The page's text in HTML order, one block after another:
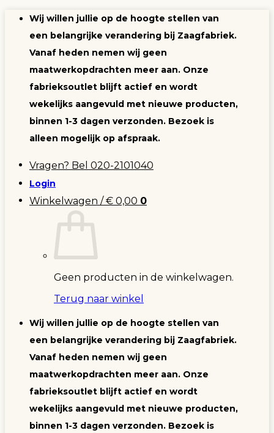
inhoud
Wij willen jullie op de hoogte stellen van
een belangrijke verandering bij Zaagfabriek.
Vanaf heden nemen wij geen
maatwerkopdrachten meer aan. Onze
fabrieksoutlet blijft actief en wordt
wekelijks aangevuld met nieuwe producten,
binnen 1-3 dagen verzonden. Bezoek is
alleen mogelijk op afspraak.
Vragen? Bel 020-2101040
Login
Winkelwagen /€ 0,00 0
Geen producten in de winkelwagen.
Terug naar winkel
Wij willen jullie op de hoogte stellen van
een belangrijke verandering bij Zaagfabriek.
Vanaf heden nemen wij geen
maatwerkopdrachten meer aan. Onze
fabrieksoutlet blijft actief en wordt
wekelijks aangevuld met nieuwe producten,
binnen 1-3 dagen verzonden. Bezoek is